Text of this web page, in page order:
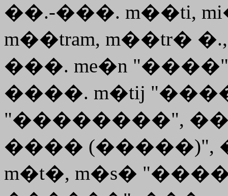
��.-���. m��ti,
m��tram, m��tr�
���. me�n
����. m�tij
"��������",
���� (�����)",
m�t�, m�s�